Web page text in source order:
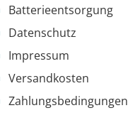
Batterieentsorgung
Datenschutz
Impressum
Versandkosten
Zahlungsbedingungen